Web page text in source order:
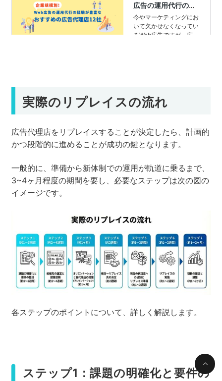
実際のリプレイスの流れ
広告代理店をリプレイスすることが決定したら、計画的
かつ段階的に進めることが成功の鍵となります。
一般的に、準備から新体制での運用が軌道に乗るまで、
3~4ヶ月程度の期間を要し、必要なステップは次の図の
イメージです。
各ステップのポイントについて、詳しく解説します。
ステップ1：課題の明確化と要件の